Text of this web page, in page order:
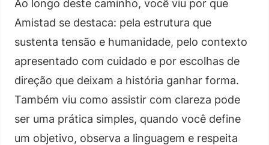
Ao longo deste caminho, você viu por que
Amistad se destaca: pela estrutura que
sustenta tensão e humanidade, pelo contexto
apresentado com cuidado e por escolhas de
direção que deixam a história ganhar forma.
Também viu como assistir com clareza pode
ser uma prática simples, quando você define
um objetivo, observa a linguagem e respeita